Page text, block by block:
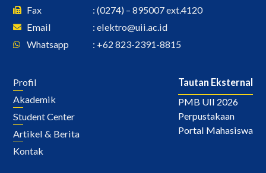
Fax
Email
Whatsapp
: (0274) – 895007 ext.4120
: elektro@uii.ac.id
: +62 823-2391-8815
Profil
Akademik
Student Center
Artikel & Berita
Kontak
Tautan Eksternal
PMB UII 2026
Perpustakaan
Portal Mahasiswa